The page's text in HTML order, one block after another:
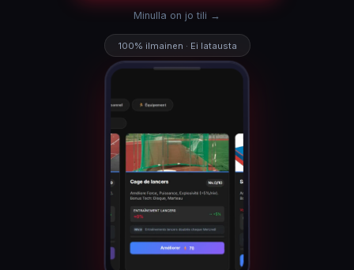
Minulla on jo tili →
100% ilmainen · Ei latausta